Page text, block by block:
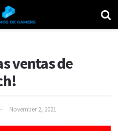
ventas de
November 2, 2021